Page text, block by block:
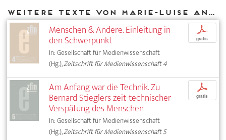
Weitere Texte von Marie-Luise Angerer bei DIAPHANES
Menschen & Andere. Einleitung in
den Schwerpunkt
In: Gesellschaft für Medienwissenschaft
(Hg.),Zeitschrift für Medienwissenschaft 4
p
gratis
Am Anfang war die Technik. Zu
Bernard Stieglers zeit-technischer
Verspätung des Menschen
In: Gesellschaft für Medienwissenschaft
(Hg.),Zeitschrift für Medienwissenschaft 5
p
gratis